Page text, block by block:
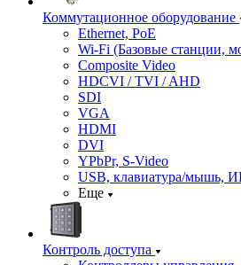
Коммутационное оборудование
Ethernet, PoE
Wi-Fi (Базовые станции,
Composite Video
HDCVI / TVI / AHD
SDI
VGA
HDMI
DVI
YPbPr, S-Video
USB, клавиатура/мышь,
Еще
Контроль доступа